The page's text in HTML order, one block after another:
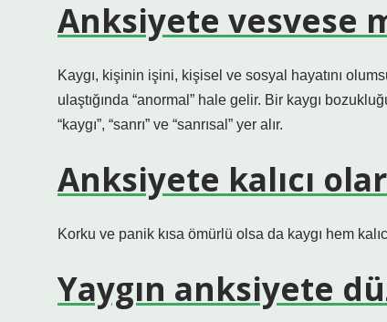
Anksiyete vesvese
Kaygı, kişinin işini, kişisel ve sosyal hayatını
ulaştığında “anormal” hale gelir. Bir kaygı
“kaygı”, “sanrı” ve “sanrısal” yer alır.
Anksiyete kalıcı
Korku ve panik kısa ömürlü olsa da kaygı hem
Yaygın anksiyete